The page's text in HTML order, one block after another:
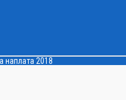
наплата 2018